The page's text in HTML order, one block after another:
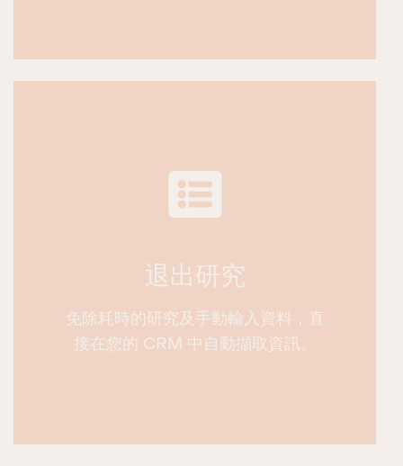
退出研究
免除耗時的研究及手動輸入資料，直
接在您的 CRM 中自動擷取資訊。